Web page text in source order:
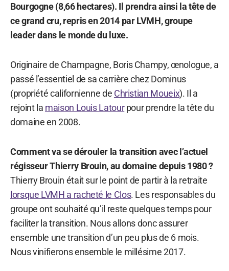
Bourgogne (8,66 hectares). Il prendra ainsi la tête de
ce grand cru, repris en 2014 par LVMH, groupe
leader dans le monde du luxe.
Originaire de Champagne, Boris Champy, œnologue, a
passé l’essentiel de sa carrière chez Dominus
(propriété californienne de Christian Moueix). Il a
rejoint la maison Louis Latourpour prendre la tête du
domaine en 2008.
Comment va se dérouler la transition avec l’actuel
régisseur Thierry Brouin, au domaine depuis 1980 ?
Thierry Brouin était sur le point de partir à la retraite
lorsque LVMH a racheté le Clos. Les responsables du
groupe ont souhaité qu’il reste quelques temps pour
faciliter la transition. Nous allons donc assurer
ensemble une transition d’un peu plus de 6 mois.
Nous vinifierons ensemble le millésime 2017.